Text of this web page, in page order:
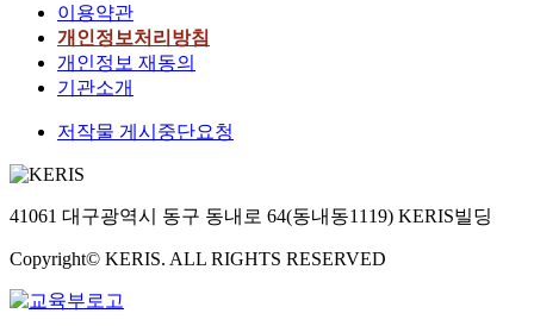
이용약관
개인정보처리방침
개인정보 재동의
기관소개
저작물 게시중단요청
41061 대구광역시 동구 동내로 64(동내동1119) KERIS빌딩
Copyright© KERIS. ALL RIGHTS RESERVED